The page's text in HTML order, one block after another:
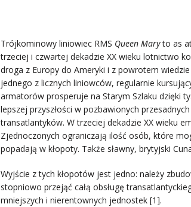
Trójkominowy liniowiec RMS Queen Maryto as
trzeciej i czwartej dekadzie XX wieku lotnictwo
droga z Europy do Ameryki i z powrotem
jednego z licznych liniowców, regularnie
armatorów prosperuje na Starym Szlaku dzięki
lepszej przyszłości w pozbawionych
transatlantyków. W trzeciej dekadzie XX wieku
Zjednoczonych ograniczają ilość osób, które
popadają w kłopoty. Także sławny, brytyjski
Wyjście z tych kłopotów jest jedno: należy
stopniowo przejąć całą obsługę
mniejszych i nierentownych jednostek [1].